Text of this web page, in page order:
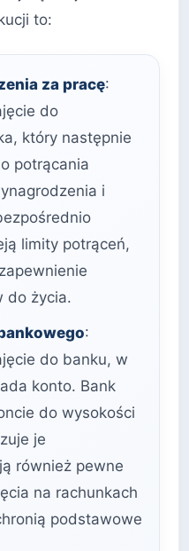
to:
za pracę:
do
który następnie
potrącania
i
limity potrąceń,
do życia.
:
do banku, w
konto. Bank
do wysokości
je
również pewne
na rachunkach
podstawowe